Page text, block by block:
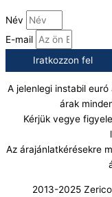
Név
E-mail
Iratkozzon fel
A jelenlegi instabil
árak
Kérjük vegye
Az árajánlatkérésekre
2013-2025